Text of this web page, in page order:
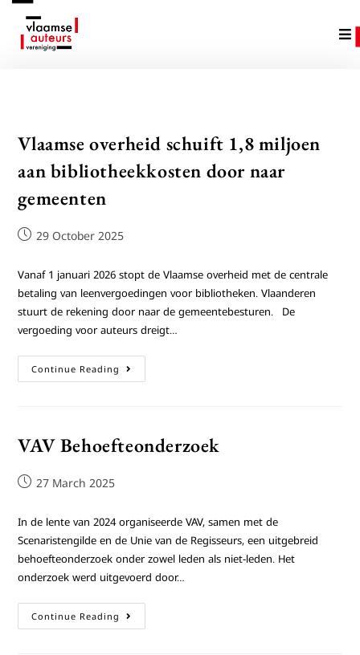
Vlaamse overheid schuift 1,8 miljoen
aan bibliotheekkosten door naar
gemeenten
29 October 2025
Vanaf 1 januari 2026 stopt de Vlaamse overheid met de centrale
betaling van leenvergoedingen voor bibliotheken. Vlaanderen
stuurt de rekening door naar de gemeentebesturen. De
vergoeding voor auteurs dreigt…
Continue Reading
VAV Behoefteonderzoek
27 March 2025
In de lente van 2024 organiseerde VAV, samen met de
Scenaristengilde en de Unie van de Regisseurs, een uitgebreid
behoefteonderzoek onder zowel leden als niet-leden. Het
onderzoek werd uitgevoerd door…
Continue Reading